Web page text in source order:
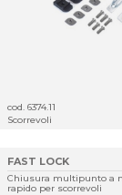
cod. 6374.11
Scorrevoli
FAST LOCK
Chiusura multipunto a
rapido per scorrevoli